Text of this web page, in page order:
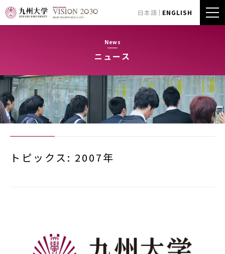
日本語 ENGLISH
News
ニュース
トピックス: 2007年